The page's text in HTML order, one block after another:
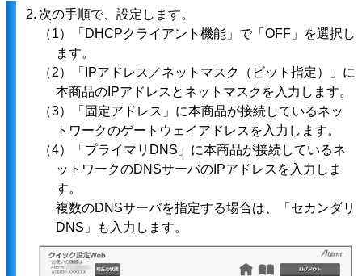
2. 次の手順で、設定します。
（1）「DHCPクライアント機能」で「OFF」を選択し
ます。
（2）「IPアドレス／ネットマスク（ビット指定）」に
本商品のIPアドレスとネットマスクを入力します。
（3）「固定アドレス」に本商品が接続しているネッ
トワークのゲートウェイアドレスを入力します。
（4）「プライマリDNS」に本商品が接続しているネ
ットワークのDNSサーバのIPアドレスを入力しま
す。
複数のDNSサーバを指定する場合は、「セカンダリ
DNS」も入力します。